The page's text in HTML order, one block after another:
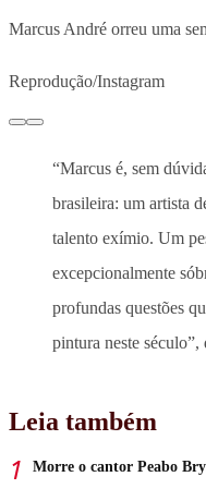
Marcus André orreu uma
Reprodução/Instagram
“Marcus é, sem
brasileira: um artista
talento exímio. Um
excepcionalmente
profundas questões
pintura neste
Leia também
Morre o cantor Peabo